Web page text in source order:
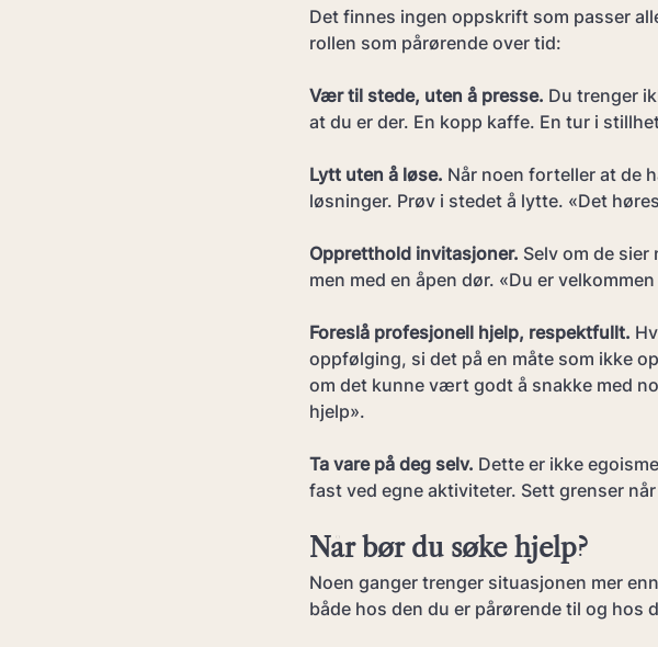
Det finnes ingen oppskrift som passer
rollen som pårørende over tid:
Vær til stede, uten å presse. Du trenger
at du er der. En kopp kaffe. En tur i
Lytt uten å løse. Når noen forteller at de
løsninger. Prøv i stedet å lytte. «Det
Oppretthold invitasjoner. Selv om de
men med en åpen dør. «Du er
Foreslå profesjonell hjelp, respektfullt.
oppfølging, si det på en måte som ikke
om det kunne vært godt å snakke med
hjelp».
Ta vare på deg selv. Dette er ikke
fast ved egne aktiviteter. Sett grenser
Når bør du søke hjelp?
Noen ganger trenger situasjonen mer
både hos den du er pårørende til og hos